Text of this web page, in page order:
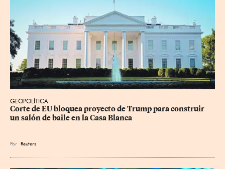
GEOPOLÍTICA
Corte de EU bloquea proyecto de Trump para construir
un salón de baile en la Casa Blanca
Por Reuters